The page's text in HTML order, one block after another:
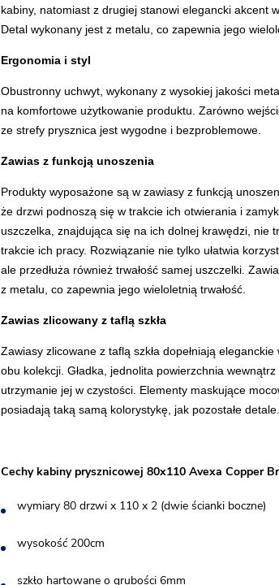
kabiny, natomiast z drugiej stanowi elegancki akcent w
Detal wykonany jest z metalu, co zapewnia jego
Ergonomia i styl
Obustronny uchwyt, wykonany z wysokiej jakości
na komfortowe użytkowanie produktu. Zarówno
ze strefy prysznica jest wygodne i bezproblemowe.
Zawias z funkcją unoszenia
Produkty wyposażone są w zawiasy z funkcją
że drzwi podnoszą się w trakcie ich otwierania i
uszczelka, znajdująca się na ich dolnej krawędzi, nie
trakcie ich pracy. Rozwiązanie nie tylko ułatwia
ale przedłuża również trwałość samej uszczelki.
z metalu, co zapewnia jego wieloletnią trwałość.
Zawias zlicowany z taflą szkła
Zawiasy zlicowane z taflą szkła dopełniają eleganckie
obu kolekcji. Gładka, jednolita powierzchnia wewnątrz
utrzymanie jej w czystości. Elementy maskujące
posiadają taką samą kolorystykę, jak pozostałe detale.
Cechy kabiny prysznicowej 80x110 Avexa Copper
wymiary 80 drzwi x 110 x 2 (dwie ścianki boczne)
wysokość 200cm
szkło hartowane o grubości 6mm